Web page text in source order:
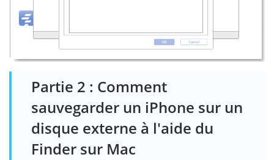
Partie 2 : Comment
sauvegarder un iPhone sur un
disque externe à l'aide du
Finder sur Mac